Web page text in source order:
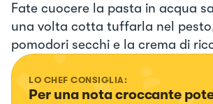
Fate cuocere la pasta in acqua
una volta cotta tuffarla nel
pomodori secchi e la crema di
LO CHEF CONSIGLIA:
Per una nota croccante